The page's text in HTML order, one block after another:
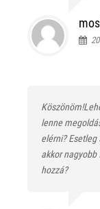
lenne
elérni?
akkor
hozzá?